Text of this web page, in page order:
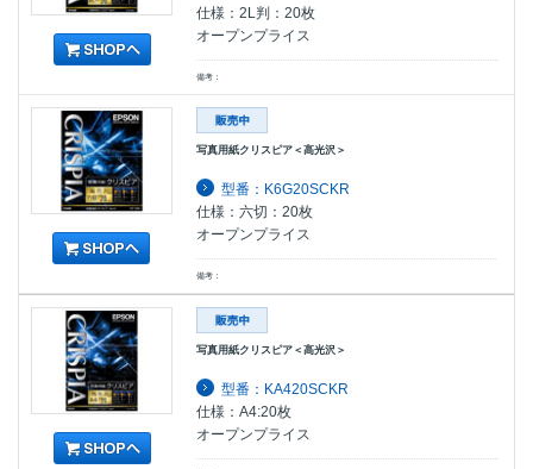
仕様：2L判：20枚
オープンプライス
備考：
写真用紙クリスピア＜高光沢＞
型番：K6G20SCKR
仕様：六切：20枚
オープンプライス
備考：
写真用紙クリスピア＜高光沢＞
型番：KA420SCKR
仕様：A4:20枚
オープンプライス